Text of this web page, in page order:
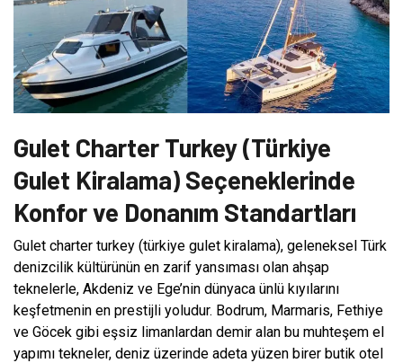
Gulet Charter Turkey (Türkiye
Gulet Kiralama) Seçeneklerinde
Konfor ve Donanım Standartları
Gulet charter turkey (türkiye gulet kiralama), geleneksel Türk
denizcilik kültürünün en zarif yansıması olan ahşap
teknelerle, Akdeniz ve Ege’nin dünyaca ünlü kıyılarını
keşfetmenin en prestijli yoludur. Bodrum, Marmaris, Fethiye
ve Göcek gibi eşsiz limanlardan demir alan bu muhteşem el
yapımı tekneler, deniz üzerinde adeta yüzen birer butik otel